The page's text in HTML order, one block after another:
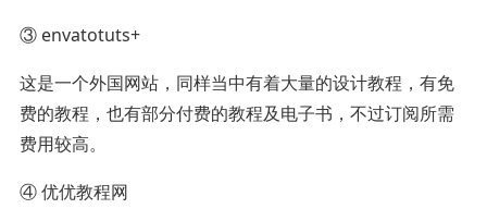
③ envatotuts+
这是一个外国网站，同样当中有着大量的设计教程，有免
费的教程，也有部分付费的教程及电子书，不过订阅所需
费用较高。
④ 优优教程网